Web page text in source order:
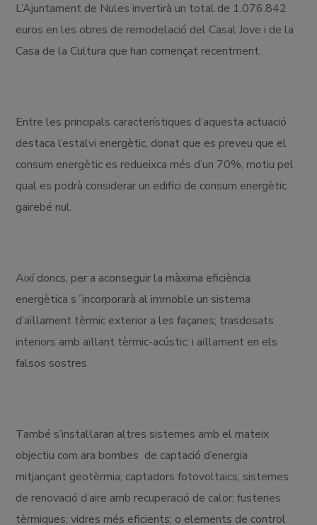
L’Ajuntament de Nules invertirà un total de 1.076.842
euros en les obres de remodelació del Casal Jove i de la
Casa de la Cultura que han començat recentment.
Entre les principals característiques d’aquesta actuació
destaca l’estalvi energètic, donat que es preveu que el
consum energètic es redueixca més d’un 70%, motiu pel
qual es podrà considerar un edifici de consum energètic
gairebé nul.
Així doncs, per a aconseguir la màxima eficiència
energètica s´incorporarà al immoble un sistema
d’aïllament tèrmic exterior a les façanes; trasdosats
interiors amb aïllant tèrmic-acústic; i aïllament en els
falsos sostres.
També s’instal·laran altres sistemes amb el mateix
objectiu com ara bombes de captació d’energia
mitjançant geotèrmia; captadors fotovoltaics; sistemes
de renovació d’aire amb recuperació de calor; fusteries
tèrmiques; vidres més eficients; o elements de control